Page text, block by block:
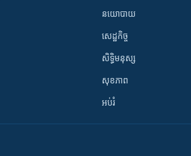
នយោបាយ
សេដ្ឋកិច្ច
សិទ្ធិមនុស្ស
សុខភាព
អប់រំ